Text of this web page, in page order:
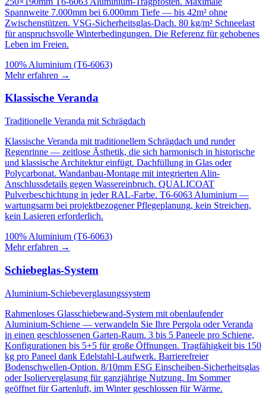
Spannweite 7.000mm bei 6.000mm Tiefe — bis 42m² ohne
Zwischenstützen. VSG-Sicherheitsglas-Dach. 80 kg/m² Schneelast
für anspruchsvolle Winterbedingungen. Die Referenz für gehobenes
Leben im Freien.
100% Aluminium (T6-6063)
Mehr erfahren →
Klassische Veranda
Traditionelle Veranda mit Schrägdach
Klassische Veranda mit traditionellem Schrägdach und runder
Regenrinne — zeitlose Ästhetik, die sich harmonisch in historische
und klassische Architektur einfügt. Dachfüllung in Glas oder
Polycarbonat. Wandanbau-Montage mit integrierten Alin-
Anschlussdetails gegen Wassereinbruch. QUALICOAT
Pulverbeschichtung in jeder RAL-Farbe. T6-6063 Aluminium —
wartungsarm bei projektbezogener Pflegeplanung, kein Streichen,
kein Lasieren erforderlich.
100% Aluminium (T6-6063)
Mehr erfahren →
Schiebeglas-System
Aluminium-Schiebeverglasungssystem
Rahmenloses Glasschiebewand-System mit obenlaufender
Aluminium-Schiene — verwandeln Sie Ihre Pergola oder Veranda
in einen geschlossenen Garten-Raum. 3 bis 5 Paneele pro Schiene,
Konfigurationen bis 5+5 für große Öffnungen. Tragfähigkeit bis 150
kg pro Paneel dank Edelstahl-Laufwerk. Barrierefreier
Bodenschwellen-Option. 8/10mm ESG Einscheiben-Sicherheitsglas
oder Isolierverglasung für ganzjährige Nutzung. Im Sommer
geöffnet für Gartenluft, im Winter geschlossen für Wärme.